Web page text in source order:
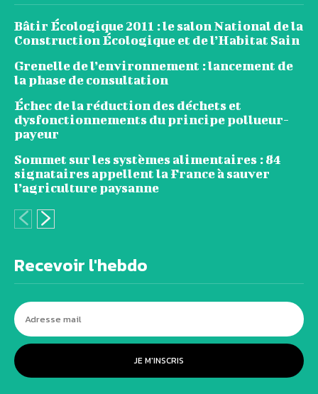
Bâtir Écologique 2011 : le salon National de la
Construction Écologique et de l’Habitat Sain
Grenelle de l’environnement : lancement de
la phase de consultation
Échec de la réduction des déchets et
dysfonctionnements du principe pollueur-
payeur
Sommet sur les systèmes alimentaires : 84
signataires appellent la France à sauver
l’agriculture paysanne
Recevoir l'hebdo
JE M'INSCRIS